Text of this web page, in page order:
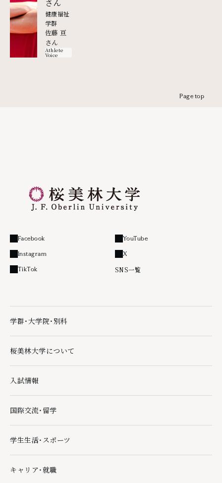
さん
健康福祉
学群
佐藤 亘
さん
Athlete
Voice
Page top
Facebook
外部リンク
YouTube
外部リンク
Instagram
外部リンク
X
外部リンク
TikTok
外部リンク SNS一覧
学群・大学院・別科
学群・大学院・別科の下層ページ一覧を開く
桜美林大学について
桜美林大学についての下層ページ一覧を開く
入試情報
入試情報の下層ページ一覧を開く
国際交流・留学
国際交流・留学の下層ページ一覧を開く
学生生活・スポーツ
学生生活・スポーツの下層ページ一覧を開く
キャリア・就職
キャリア・就職の下層ページ一覧を開く